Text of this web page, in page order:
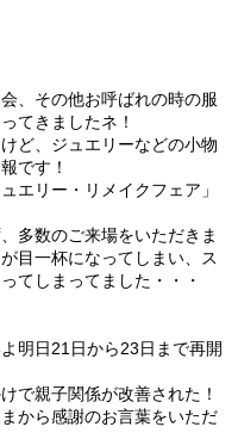
、その他お呼ばれの時の服
てきましたネ！
ど、ジュエリーなどの小物
です！
エリー・リメイクフェア」
多数のご来場をいただきま
目一杯になってしまい、ス
てしまってました・・・
明日21日から23日まで再開
で親子関係が改善された！
から感謝のお言葉をいただ